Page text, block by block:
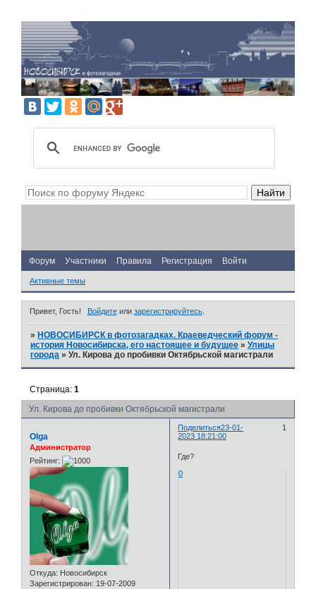
Форум Участники Правила Регистрация Войти
Активные темы
Привет, Гость! Войдитеили зарегистрируйтесь.
» НОВОСИБИРСК в фотозагадках. Краеведческий форум -
история Новосибирска, его настоящее и будущее »Улицы
города »Ул. Кирова до пробивки Октябрьской магистрали
Ул. Кирова до пробивки Октябрьской магистрали
Страница:1
Поделиться 1
23-01-
2023 18:21:00
Olga
Администратор
Рейтинг:
Откуда: Новосибирск
Зарегистрирован: 19-07-2009
Где?
0